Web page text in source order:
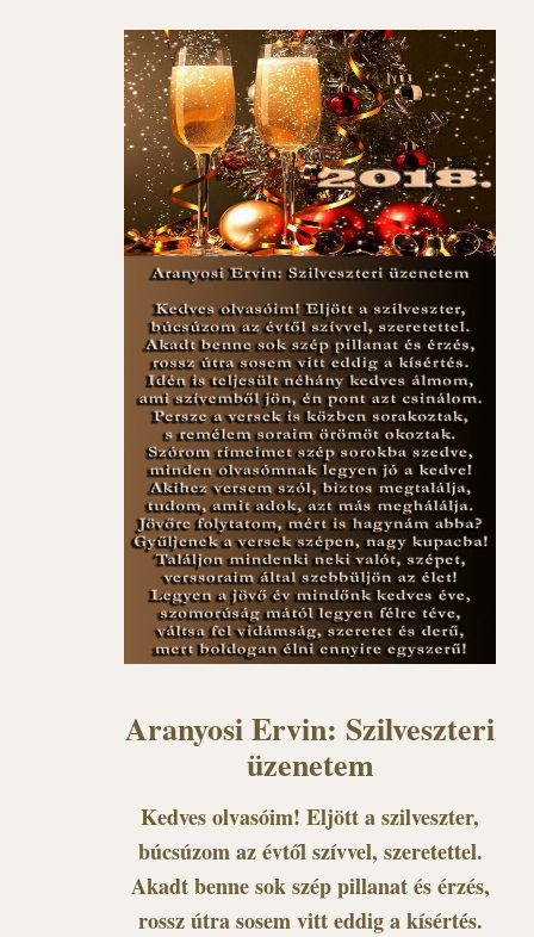
Aranyosi Ervin: Szilveszteri
üzenetem
Kedves olvasóim! Eljött a szilveszter,
búcsúzom az évtől szívvel, szeretettel.
Akadt benne sok szép pillanat és érzés,
rossz útra sosem vitt eddig a kísértés.